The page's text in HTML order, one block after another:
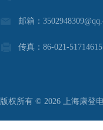
邮箱：
传真：86-021-51714615
版权所有 © 2026 上海康登